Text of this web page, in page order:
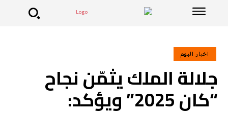
اخبار اليوم
جلالة الملك يثمّن نجاح
“كان 2025” ويؤكد: